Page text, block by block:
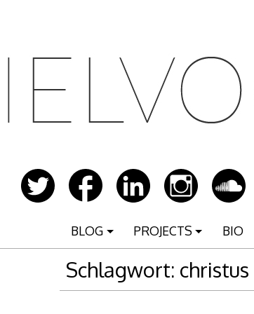
BLOG PROJECTS BIO
Schlagwort: christus